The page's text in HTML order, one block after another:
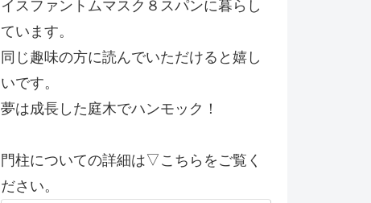
イスファントムマスク８スパンに暮らし
ています。
同じ趣味の方に読んでいただけると嬉し
いです。
夢は成長した庭木でハンモック！
門柱についての詳細は▽こちらをご覧く
ださい。